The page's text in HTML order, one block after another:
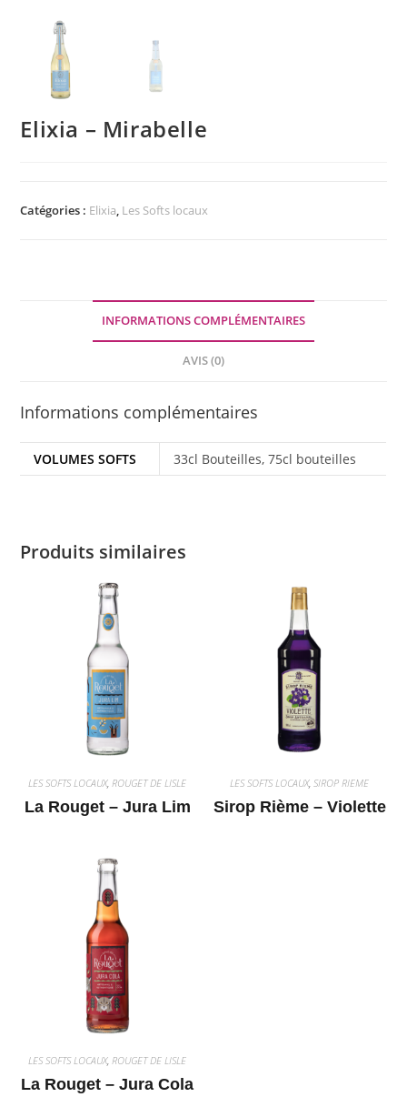
Elixia – Mirabelle
Catégories : Elixia, Les Softs locaux
INFORMATIONS COMPLÉMENTAIRES
AVIS (0)
Informations complémentaires
VOLUMES SOFTS 33cl Bouteilles, 75cl bouteilles
Produits similaires
LES SOFTS LOCAUX, ROUGET DE LISLE
La Rouget – Jura Lim
LES SOFTS LOCAUX, SIROP RIEME
Sirop Rième – Violette
LES SOFTS LOCAUX, ROUGET DE LISLE
La Rouget – Jura Cola